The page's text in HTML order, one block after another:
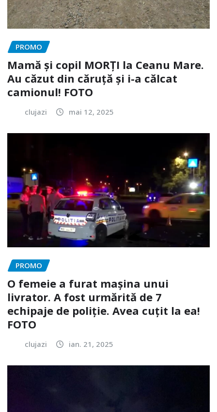
PROMO
Mamă și copil MORȚI la Ceanu Mare.
Au căzut din căruță și i-a călcat
camionul! FOTO
clujazi mai 12, 2025
PROMO
O femeie a furat mașina unui
livrator. A fost urmărită de 7
echipaje de poliție. Avea cuțit la ea!
FOTO
clujazi ian. 21, 2025